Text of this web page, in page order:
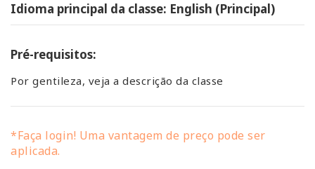
Idioma principal da classe: English (Principal)
Pré-requisitos:
Por gentileza, veja a descrição da classe
*Faça login! Uma vantagem de preço pode ser
aplicada.